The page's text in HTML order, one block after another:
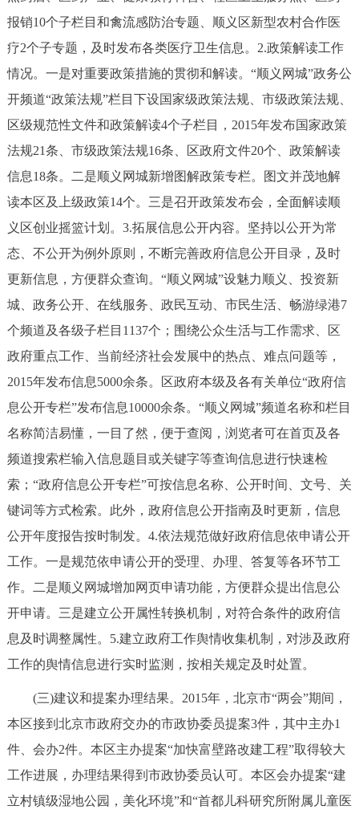
报销10个子栏目和禽流感防治专题、顺义区新型农村合作医
疗2个子专题，及时发布各类医疗卫生信息。2.政策解读工作
情况。一是对重要政策措施的贯彻和解读。“顺义网城”政务公
开频道“政策法规”栏目下设国家级政策法规、市级政策法规、
区级规范性文件和政策解读4个子栏目，2015年发布国家政策
法规21条、市级政策法规16条、区政府文件20个、政策解读
信息18条。二是顺义网城新增图解政策专栏。图文并茂地解
读本区及上级政策14个。三是召开政策发布会，全面解读顺
义区创业摇篮计划。3.拓展信息公开内容。坚持以公开为常
态、不公开为例外原则，不断完善政府信息公开目录，及时
更新信息，方便群众查询。“顺义网城”设魅力顺义、投资新
城、政务公开、在线服务、政民互动、市民生活、畅游绿港7
个频道及各级子栏目1137个；围绕公众生活与工作需求、区
政府重点工作、当前经济社会发展中的热点、难点问题等，
2015年发布信息5000余条。区政府本级及各有关单位“政府信
息公开专栏”发布信息10000余条。“顺义网城”频道名称和栏目
名称简洁易懂，一目了然，便于查阅，浏览者可在首页及各
频道搜索栏输入信息题目或关键字等查询信息进行快速检
索；“政府信息公开专栏”可按信息名称、公开时间、文号、关
键词等方式检索。此外，政府信息公开指南及时更新，信息
公开年度报告按时制发。4.依法规范做好政府信息依申请公开
工作。一是规范依申请公开的受理、办理、答复等各环节工
作。二是顺义网城增加网页申请功能，方便群众提出信息公
开申请。三是建立公开属性转换机制，对符合条件的政府信
息及时调整属性。5.建立政府工作舆情收集机制，对涉及政府
工作的舆情信息进行实时监测，按相关规定及时处置。
(三)建议和提案办理结果。2015年，北京市“两会”期间，
本区接到北京市政府交办的市政协委员提案3件，其中主办1
件、会办2件。本区主办提案“加快富壁路改建工程”取得较大
工作进展，办理结果得到市政协委员认可。本区会办提案“建
立村镇级湿地公园，美化环境”和“首都儿科研究所附属儿童医